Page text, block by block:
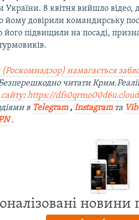
України. 8 квітня вийшло відео,
йому довірили командирську
його підвищили на посаді,
намагається
читати
:https://
в Telegram,Instagramта
.
новини